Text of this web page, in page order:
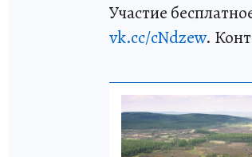
Участие
vk.cc/cNdzew.